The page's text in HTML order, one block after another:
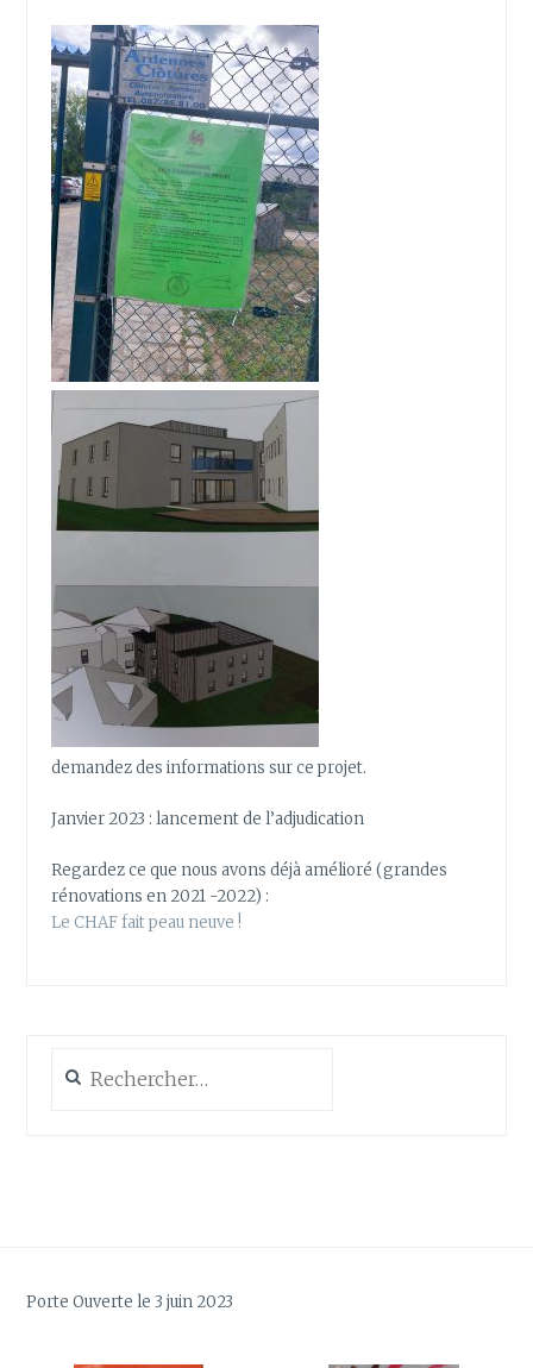
demandez des informations sur ce projet.
Janvier 2023 : lancement de l’adjudication
Regardez ce que nous avons déjà amélioré (grandes
rénovations en 2021 -2022) :
Le CHAF fait peau neuve !
Porte Ouverte le 3 juin 2023